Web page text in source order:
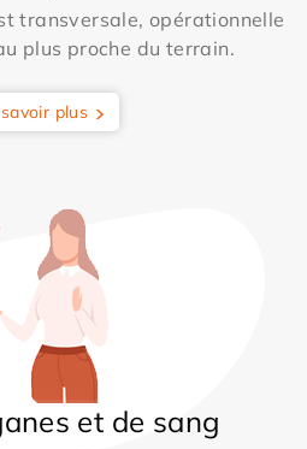
transversale, opérationnelle
plus proche du terrain.
plus
et de sang